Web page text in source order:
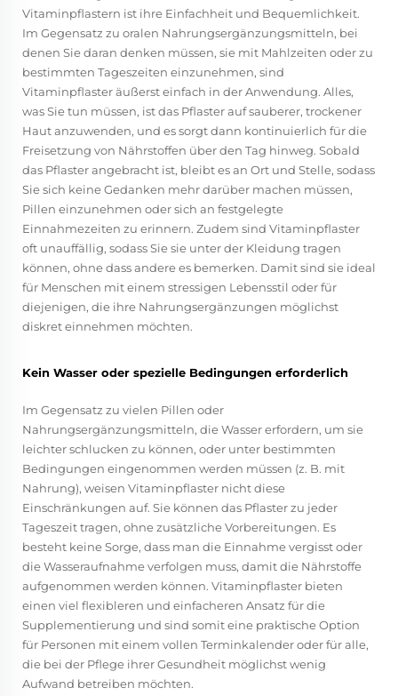
Vitaminpflastern ist ihre Einfachheit und Bequemlichkeit.
Im Gegensatz zu oralen Nahrungsergänzungsmitteln, bei
denen Sie daran denken müssen, sie mit Mahlzeiten oder zu
bestimmten Tageszeiten einzunehmen, sind
Vitaminpflaster äußerst einfach in der Anwendung. Alles,
was Sie tun müssen, ist das Pflaster auf sauberer, trockener
Haut anzuwenden, und es sorgt dann kontinuierlich für die
Freisetzung von Nährstoffen über den Tag hinweg. Sobald
das Pflaster angebracht ist, bleibt es an Ort und Stelle, sodass
Sie sich keine Gedanken mehr darüber machen müssen,
Pillen einzunehmen oder sich an festgelegte
Einnahmezeiten zu erinnern. Zudem sind Vitaminpflaster
oft unauffällig, sodass Sie sie unter der Kleidung tragen
können, ohne dass andere es bemerken. Damit sind sie ideal
für Menschen mit einem stressigen Lebensstil oder für
diejenigen, die ihre Nahrungsergänzungen möglichst
diskret einnehmen möchten.
Kein Wasser oder spezielle Bedingungen erforderlich
Im Gegensatz zu vielen Pillen oder
Nahrungsergänzungsmitteln, die Wasser erfordern, um sie
leichter schlucken zu können, oder unter bestimmten
Bedingungen eingenommen werden müssen (z. B. mit
Nahrung), weisen Vitaminpflaster nicht diese
Einschränkungen auf. Sie können das Pflaster zu jeder
Tageszeit tragen, ohne zusätzliche Vorbereitungen. Es
besteht keine Sorge, dass man die Einnahme vergisst oder
die Wasseraufnahme verfolgen muss, damit die Nährstoffe
aufgenommen werden können. Vitaminpflaster bieten
einen viel flexibleren und einfacheren Ansatz für die
Supplementierung und sind somit eine praktische Option
für Personen mit einem vollen Terminkalender oder für alle,
die bei der Pflege ihrer Gesundheit möglichst wenig
Aufwand betreiben möchten.